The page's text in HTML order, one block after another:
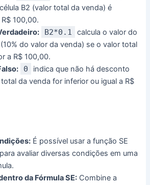
B2 (valor total da venda) é
100,00.
B2*0.1
calcula o valor do
do valor da venda) se o valor total
a R$ 100,00.
0
indica que não há desconto
da venda for inferior ou igual a R$
É possível usar a função SE
avaliar diversas condições em uma
da Fórmula SE: Combine a